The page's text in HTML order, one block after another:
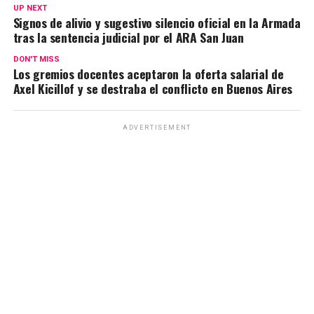
s
A
p
p
o
k
a
n
ar
UP NEXT
Signos de alivio y sugestivo silencio oficial en la Armada
tras la sentencia judicial por el ARA San Juan
DON'T MISS
Los gremios docentes aceptaron la oferta salarial de
Axel Kicillof y se destraba el conflicto en Buenos Aires
ADVERTISEMENT